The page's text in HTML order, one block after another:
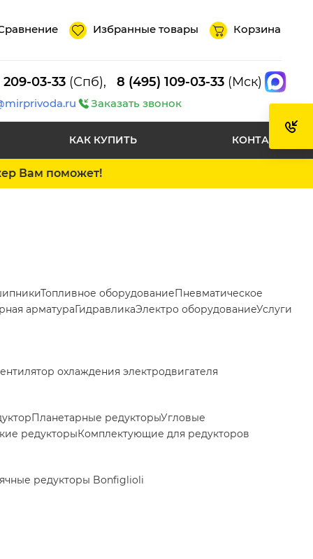
Избранные товары Корзина
209-03-33 (Спб), 8 (495) 109-03-33 (Мск)
Заказать звонок
КАК КУПИТЬ КОНТАКТЫ
Вам поможет!
Топливное оборудованиеПневматическое
арматураГидравликаЭлектро оборудованиеУслуги
охлаждения электродвигателя
Планетарные редукторыУгловые
редукторыКомплектующие для редукторов
редукторы Bonfiglioli